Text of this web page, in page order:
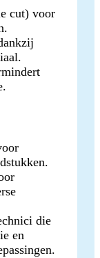
cut) voor
die
en